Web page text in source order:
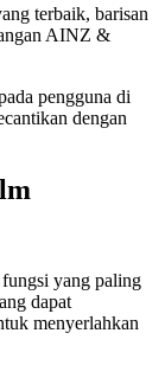
terbaik, barisan
AINZ &
pengguna di
dengan
yang paling
dapat
menyerlahkan